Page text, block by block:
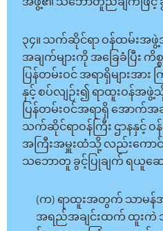
အဖွဲ့၏ သဘောတူညီချက်ဖြင့်
၃၄။ သက်ဆိုင်ရာ ဝန်ထမ်းအ
အချက်များကို အခြေခံပြီး
ပြန်တမ်းဝင် အရာရှိများအာ
နှင့် စပ်လျဉ်း၍ ရာထူးဝန်အဖွဲ့
ပြန်တမ်းဝင်အရာရှိ အောက်အ
သက်ဆိုင်ရာဝန်ကြီး ဌာနနှင့်
အကြီးအမှူးထံသို့ လည်းကောင်
သဘောတူ ခွင့်ပြုချက် ရယူဆ
(က) ရာထူးအတွက် သာမန်
အရည်အချင်းထက် ထူးကဲ